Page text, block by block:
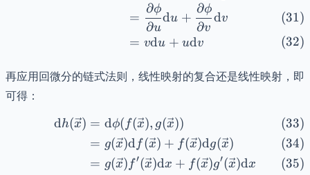
=
∂u
∂ϕ
du +
∂v
∂ϕ
dv
= vdu + udv
再应用回微分的链式法则，线性映射的复合还是线性映射，即
可得：
\begin{align}
dh(x) = dϕ( f(x), g(x))
= g(x)df(x) + f(x)dg(x)
= g(x) f′(x)dx + f(x)g′(x)dx